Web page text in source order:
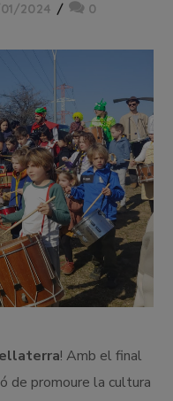
2024 0
! Amb el final
de promoure la cultura